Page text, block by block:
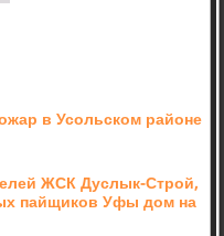
в Усольском районе
ЖСК Дуслык-Строй,
пайщиков Уфы дом на